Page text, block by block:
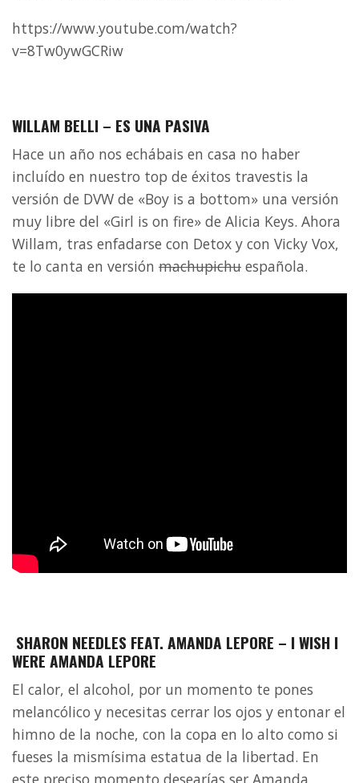
https://www.youtube.com/watch?
v=8Tw0ywGCRiw
WILLAM BELLI – ES UNA PASIVA
Hace un año nos echábais en casa no haber
incluído en nuestro top de éxitos travestis la
versión de DVW de «Boy is a bottom» una versión
muy libre del «Girl is on fire» de Alicia Keys. Ahora
Willam, tras enfadarse con Detox y con Vicky Vox,
te lo canta en versión machupichu española.
SHARON NEEDLES FEAT. AMANDA LEPORE – I WISH I
WERE AMANDA LEPORE
El calor, el alcohol, por un momento te pones
melancólico y necesitas cerrar los ojos y entonar el
himno de la noche, con la copa en lo alto como si
fueses la mismísima estatua de la libertad. En
este preciso momento desearías ser Amanda